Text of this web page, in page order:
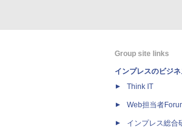
Group site links
インプレスのビジ
Think IT
Web担当者
インプレス総合